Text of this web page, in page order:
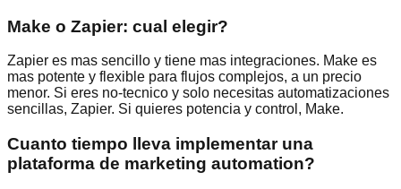
Make o Zapier: cual elegir?
Zapier es mas sencillo y tiene mas integraciones. Make es
mas potente y flexible para flujos complejos, a un precio
menor. Si eres no-tecnico y solo necesitas automatizaciones
sencillas, Zapier. Si quieres potencia y control, Make.
Cuanto tiempo lleva implementar una
plataforma de marketing automation?